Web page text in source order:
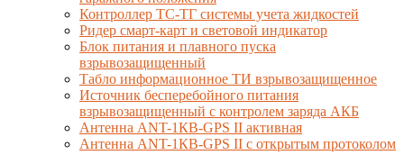
Контроллер ТС-ТГ системы учета жидкостей
Ридер смарт-карт и световой индикатор
Блок питания и плавного пуска
взрывозащищенный
Табло информационное ТИ взрывозащищенное
Источник бесперебойного питания
взрывозащищенный с контролем заряда АКБ
Антенна ANT-1КВ-GPS II активная
Антенна ANT-1КВ-GPS II с открытым протоколом